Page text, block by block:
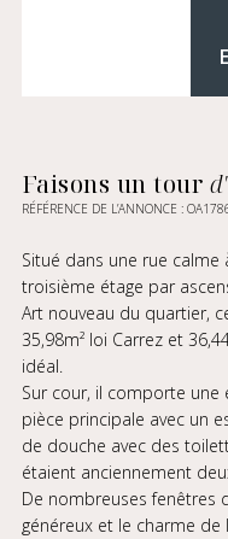
Faisons un tour
RÉFÉRENCE DE L’ANNONCE :
Situé dans une rue
troisième étage par
Art nouveau du quartier,
35,98m² loi Carrez et
idéal.
Sur cour, il comporte une
pièce principale avec un
de douche avec des
étaient anciennement
De nombreuses fenêtres
généreux et le charme de